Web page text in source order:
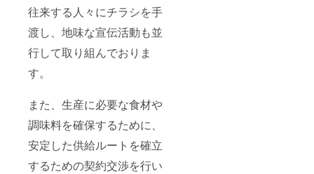
往来する人々にチラシを手
渡し、地味な宣伝活動も並
行して取り組んでおりま
す。
また、生産に必要な食材や
調味料を確保するために、
安定した供給ルートを確立
するための契約交渉を行い